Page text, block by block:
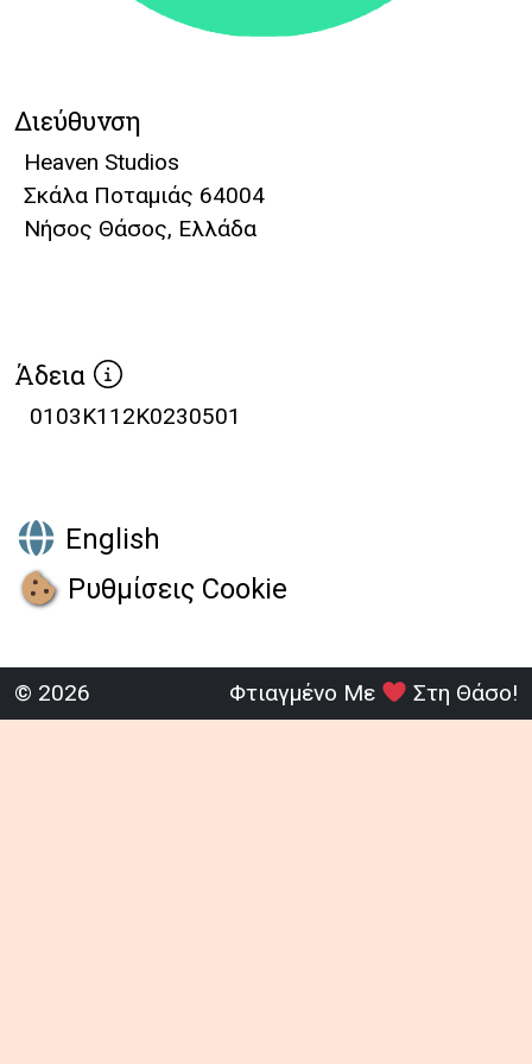
Διεύθυνση
Heaven Studios
Σκάλα Ποταμιάς 64004
Νήσος Θάσος, Ελλάδα
Άδεια
0103K112K0230501
English
Ρυθμίσεις Cookie
© 2026 Φτιαγμένο Με Στη Θάσο!